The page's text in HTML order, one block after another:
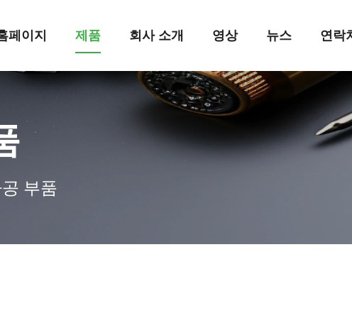
페이지 제품 회사 소개 영상 뉴스 연락
부품